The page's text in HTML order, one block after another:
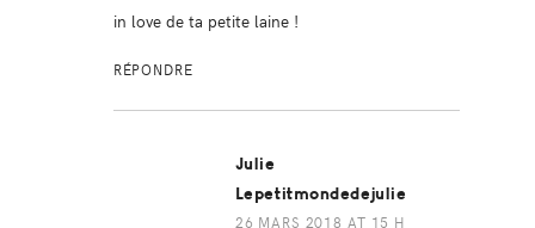
in love de ta petite laine !
RÉPONDRE
Julie
Lepetitmondedejulie
26 MARS 2018 AT 15 H